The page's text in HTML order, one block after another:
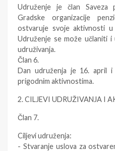
Udruženje je član Saveza
Gradske organizacije
ostvaruje svoje aktivnosti u
Udruženje se može učlaniti
udruživanja.
Član 6.
Dan udruženja je 16. april i
prigodnim aktivnostima.
2. CILJEVI UDRUŽIVANJA I
Član 7.
Ciljevi udruženja:
- Stvaranje uslova za